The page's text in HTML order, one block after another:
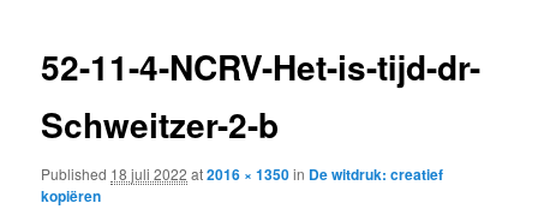
52-11-4-NCRV-Het-is-tijd-dr-
Schweitzer-2-b
Published 18 juli 2022 at2016 × 1350in De witdruk: creatief
kopiëren